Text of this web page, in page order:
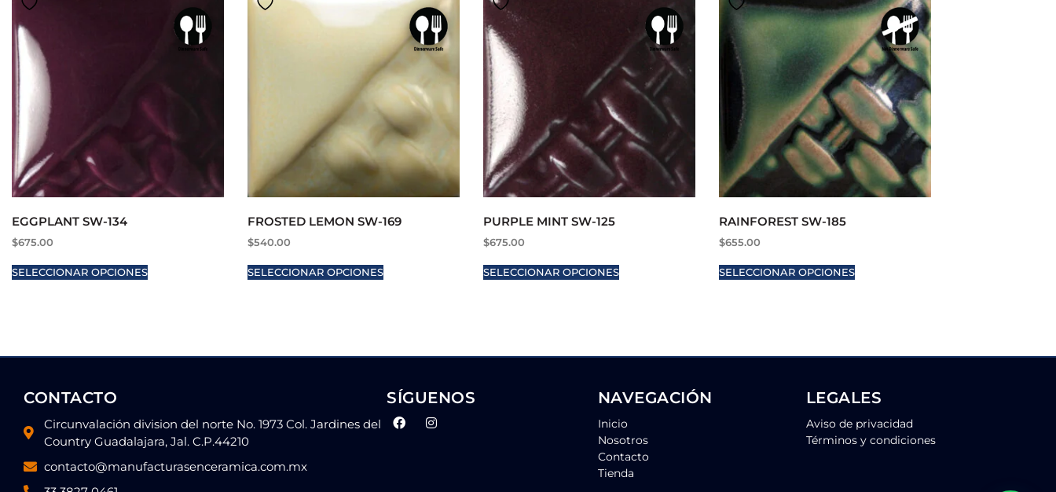
EGGPLANT SW-134
$675.00
SELECCIONAR OPCIONES
FROSTED LEMON SW-169
$540.00
SELECCIONAR OPCIONES
PURPLE MINT SW-125
$675.00
SELECCIONAR OPCIONES
RAINFOREST SW-185
$655.00
SELECCIONAR OPCIONES
CONTACTO
Circunvalación division del norte No. 1973 Col. Jardines del
Country Guadalajara, Jal. C.P.44210
contacto@manufacturasenceramica.com.mx
SÍGUENOS NAVEGACIÓN
Inicio
Nosotros
Contacto
Tienda
LEGALES
Aviso de privacidad
Términos y condiciones